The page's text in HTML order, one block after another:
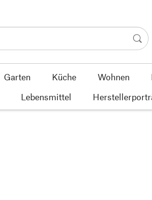
Garten Küche Wohnen
Lebensmittel